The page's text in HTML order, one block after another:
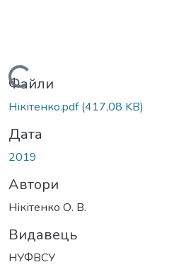
Вантажиться...
Файли
Нікітенко.pdf(417,08 KB)
Дата
2019
Автори
Нікітенко О. В.
Видавець
НУФВСУ